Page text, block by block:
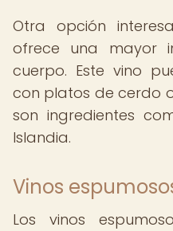
Otra opción
ofrece una mayor
cuerpo. Este vino
con platos de cerdo
son ingredientes
Islandia.
Vinos
Los vinos